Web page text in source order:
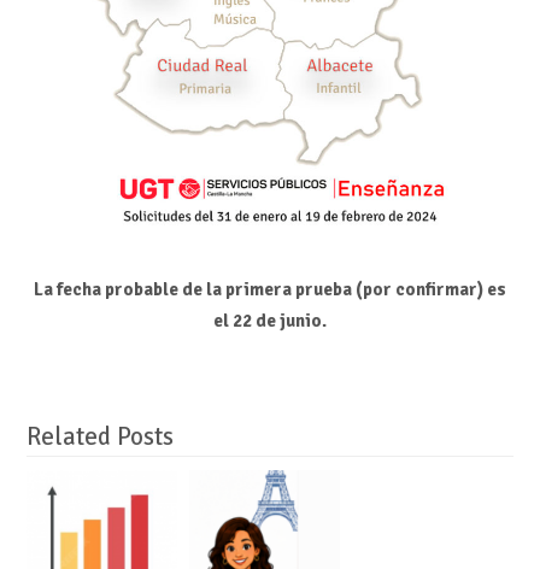
La fecha probable de la primera prueba (por confirmar) es
el 22 de junio.
Related Posts